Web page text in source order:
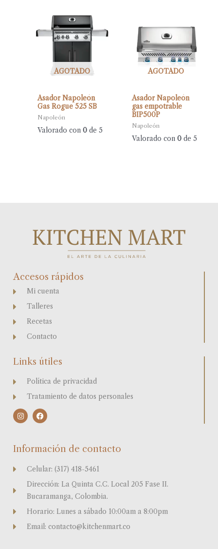
AGOTADO
Asador Napoleón
Gas Rogue 525 SB
Napoleón
Valorado con0 de 5
AGOTADO
Asador Napoleón
gas empotrable
BIP500P
Napoleón
Valorado con 0de 5
Accesos rápidos
Mi cuenta
Talleres
Recetas
Contacto
Links útiles
Política de privacidad
Tratamiento de datos personales
I
n
g
F
a
o
k
Información de contacto
Celular: (317) 418-5461
Dirección: La Quinta C.C. Local 205 Fase II.
Bucaramanga, Colombia.
Horario: Lunes a sábado 10:00am a 8:00pm
Email: contacto@kitchenmart.co